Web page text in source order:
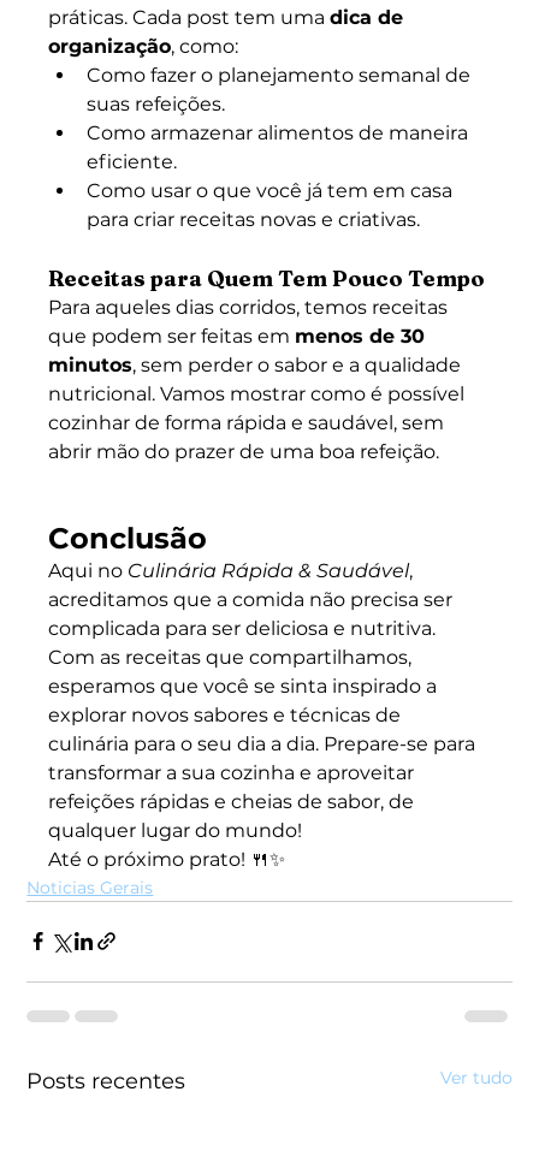
práticas. Cada post tem uma dica de
organização, como:
Como fazer o planejamento semanal de
suas refeições.
Como armazenar alimentos de maneira
eficiente.
Como usar o que você já tem em casa
para criar receitas novas e criativas.
Receitas para Quem Tem Pouco Tempo
Para aqueles dias corridos, temos receitas
que podem ser feitas em menos de 30
minutos, sem perder o sabor e a qualidade
nutricional. Vamos mostrar como é possível
cozinhar de forma rápida e saudável, sem
abrir mão do prazer de uma boa refeição.
Conclusão
Aqui no Culinária Rápida & Saudável,
acreditamos que a comida não precisa ser
complicada para ser deliciosa e nutritiva.
Com as receitas que compartilhamos,
esperamos que você se sinta inspirado a
explorar novos sabores e técnicas de
culinária para o seu dia a dia. Prepare-se para
transformar a sua cozinha e aproveitar
refeições rápidas e cheias de sabor, de
qualquer lugar do mundo!
Até o próximo prato! 🍴✨
Noticias Gerais
Posts recentes Ver tudo